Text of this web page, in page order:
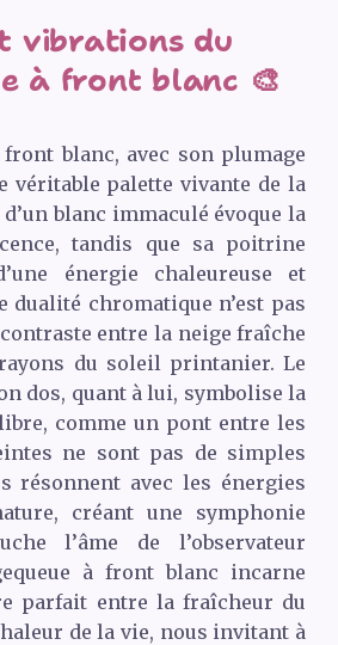
vibrations du
à front blanc 🎨
front blanc, avec son plumage
véritable palette vivante de la
blanc immaculé évoque la
tandis que sa poitrine
énergie chaleureuse et
dualité chromatique n’est pas
entre la neige fraîche
du soleil printanier. Le
dos, quant à lui, symbolise la
comme un pont entre les
ne sont pas de simples
résonnent avec les énergies
créant une symphonie
l’âme de l’observateur
à front blanc incarne
parfait entre la fraîcheur du
de la vie, nous invitant à